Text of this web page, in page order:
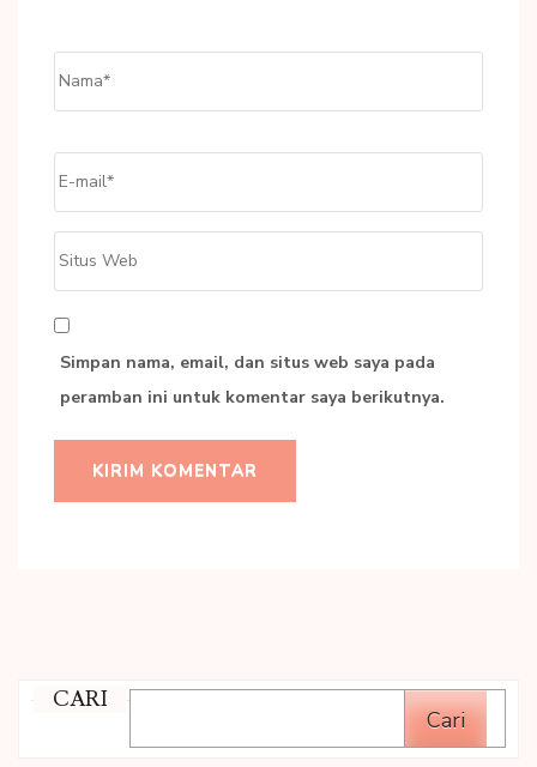
Simpan nama, email, dan situs web saya pada
peramban ini untuk komentar saya berikutnya.
CARI
Cari